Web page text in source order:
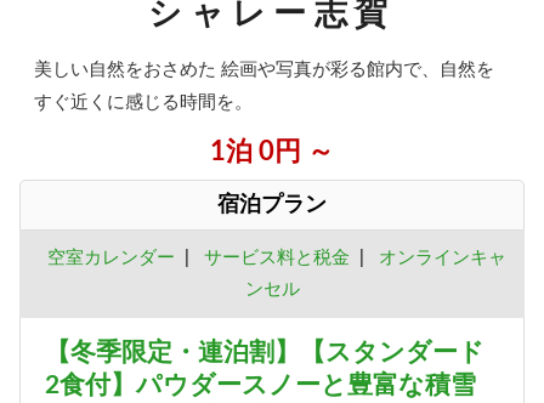
シャレー志賀
美しい自然をおさめた 絵画や写真が彩る館内で、自然を
すぐ近くに感じる時間を。
1泊 0円 ～
宿泊プラン
空室カレンダー サービス料と税金
オンラインキャ
ンセル
【冬季限定・連泊割】【スタンダード
2食付】パウダースノーと豊富な積雪